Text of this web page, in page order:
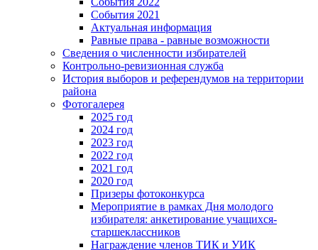
События 2021
Актуальная информация
Равные права - равные возможности
Сведения о численности избирателей
Контрольно-ревизионная служба
История выборов и референдумов на территории
района
Фотогалерея
2025 год
2024 год
2023 год
2022 год
2021 год
2020 год
Призеры фотоконкурса
Мероприятие в рамках Дня молодого
избирателя: анкетирование учащихся-
старшеклассников
Награждение членов ТИК и УИК